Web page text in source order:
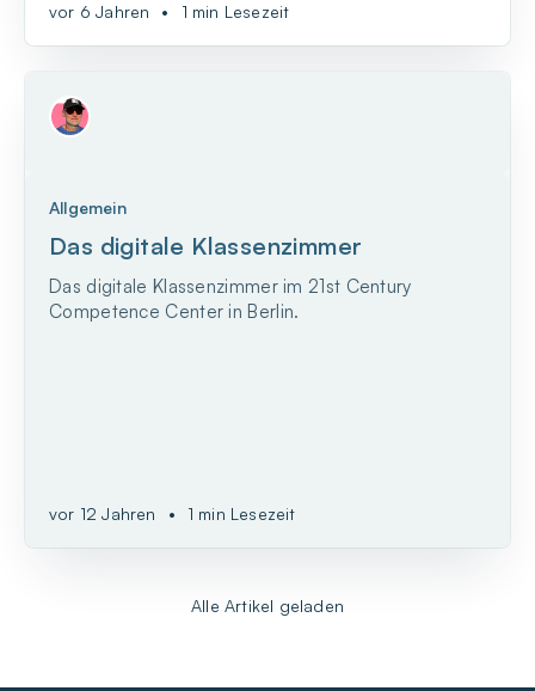
Technologie kann in ganz unterschiedlichen Formen
eine Rolle spielen.
vor 6 Jahren • 1 min Lesezeit
Allgemein
Das digitale Klassenzimmer
Das digitale Klassenzimmer im 21st Century
Competence Center in Berlin.
vor 12 Jahren • 1 min Lesezeit
Alle Artikel geladen